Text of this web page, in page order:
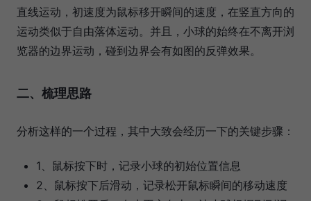
直线运动，初速度为鼠标移开瞬间的速度，在竖直方向的
运动类似于自由落体运动。并且，小球的始终在不离开浏
览器的边界运动，碰到边界会有如图的反弹效果。
二、梳理思路
分析这样的一个过程，其中大致会经历一下的关键步骤：
1、鼠标按下时，记录小球的初始位置信息
2、鼠标按下后滑动，记录松开鼠标瞬间的移动速度